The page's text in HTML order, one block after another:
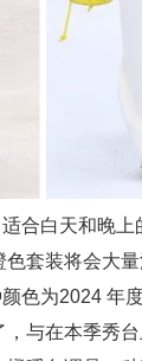
合白天和晚上
套装将会大
色为2024 年
与在本季秀